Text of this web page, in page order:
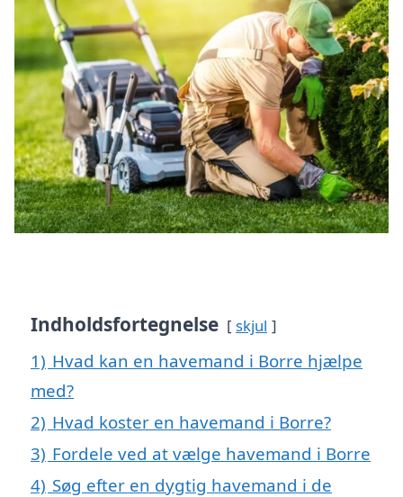
Indholdsfortegnelse skjul
1) Hvad kan en havemand i Borre hjælpe
med?
2) Hvad koster en havemand i Borre?
3) Fordele ved at vælge havemand i Borre
4) Søg efter en dygtig havemand i de